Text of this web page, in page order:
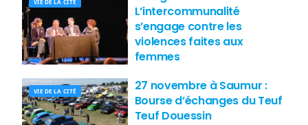
VIE DE LA CITÉ
L’intercommunalité
s’engage contre les
violences faites aux
femmes
VIE DE LA CITÉ
27 novembre à Saumur :
Bourse d’échanges du Teuf
Teuf Douessin